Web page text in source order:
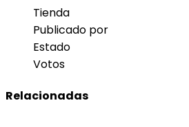
Tienda
Publicado por
Estado
Votos
Relacionadas